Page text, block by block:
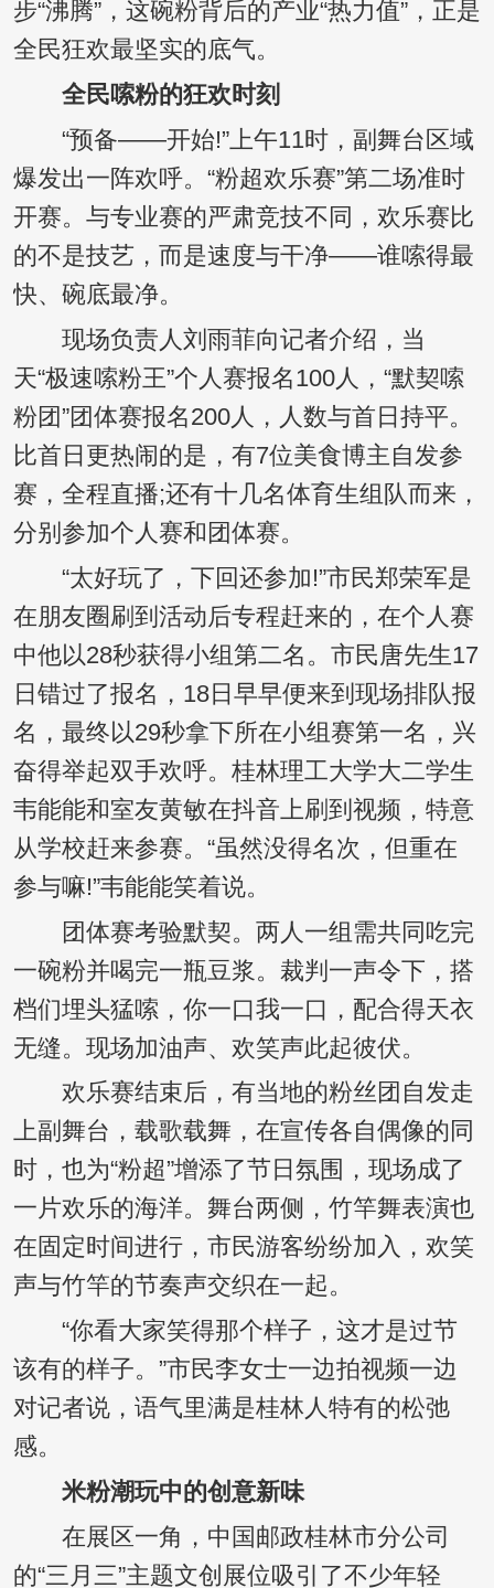
步“沸腾”，这碗粉背后的产业“热力值”，正是
全民狂欢最坚实的底气。
全民嗦粉的狂欢时刻
“预备——开始!”上午11时，副舞台区域
爆发出一阵欢呼。“粉超欢乐赛”第二场准时
开赛。与专业赛的严肃竞技不同，欢乐赛比
的不是技艺，而是速度与干净——谁嗦得最
快、碗底最净。
现场负责人刘雨菲向记者介绍，当
天“极速嗦粉王”个人赛报名100人，“默契嗦
粉团”团体赛报名200人，人数与首日持平。
比首日更热闹的是，有7位美食博主自发参
赛，全程直播;还有十几名体育生组队而来，
分别参加个人赛和团体赛。
“太好玩了，下回还参加!”市民郑荣军是
在朋友圈刷到活动后专程赶来的，在个人赛
中他以28秒获得小组第二名。市民唐先生17
日错过了报名，18日早早便来到现场排队报
名，最终以29秒拿下所在小组赛第一名，兴
奋得举起双手欢呼。桂林理工大学大二学生
韦能能和室友黄敏在抖音上刷到视频，特意
从学校赶来参赛。“虽然没得名次，但重在
参与嘛!”韦能能笑着说。
团体赛考验默契。两人一组需共同吃完
一碗粉并喝完一瓶豆浆。裁判一声令下，搭
档们埋头猛嗦，你一口我一口，配合得天衣
无缝。现场加油声、欢笑声此起彼伏。
欢乐赛结束后，有当地的粉丝团自发走
上副舞台，载歌载舞，在宣传各自偶像的同
时，也为“粉超”增添了节日氛围，现场成了
一片欢乐的海洋。舞台两侧，竹竿舞表演也
在固定时间进行，市民游客纷纷加入，欢笑
声与竹竿的节奏声交织在一起。
“你看大家笑得那个样子，这才是过节
该有的样子。”市民李女士一边拍视频一边
对记者说，语气里满是桂林人特有的松弛
感。
米粉潮玩中的创意新味
在展区一角，中国邮政桂林市分公司
的“三月三”主题文创展位吸引了不少年轻